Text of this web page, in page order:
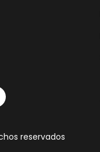
reservados